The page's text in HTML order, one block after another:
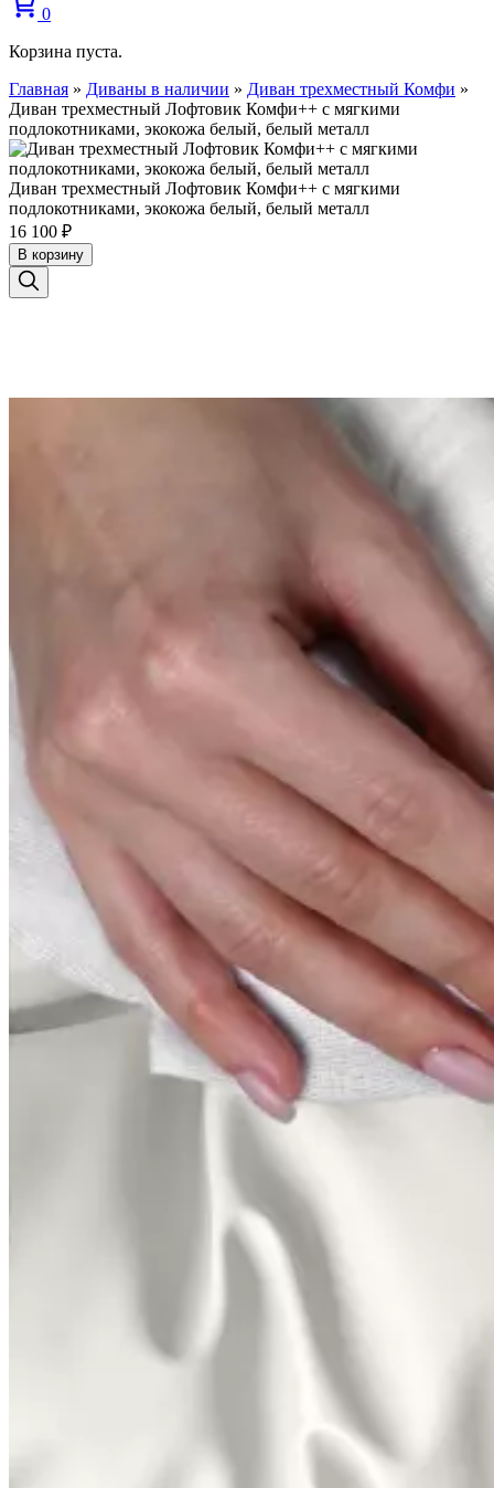
0
Корзина пуста.
Главная » Диваны в наличии » Диван трехместный Комфи »
Диван трехместный Лофтовик Комфи++ с мягкими
подлокотниками, экокожа белый, белый металл
Диван трехместный Лофтовик Комфи++ с мягкими
подлокотниками, экокожа белый, белый металл
16 100 ₽
В корзину